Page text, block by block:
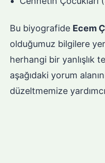
Bu biyografide Ecem
olduğumuz bilgilere
herhangi bir yanlışlık
aşağıdaki yorum
düzeltmemize